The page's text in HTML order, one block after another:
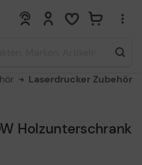
0 0
Laserdrucker Zubehör
Holzunterschrank